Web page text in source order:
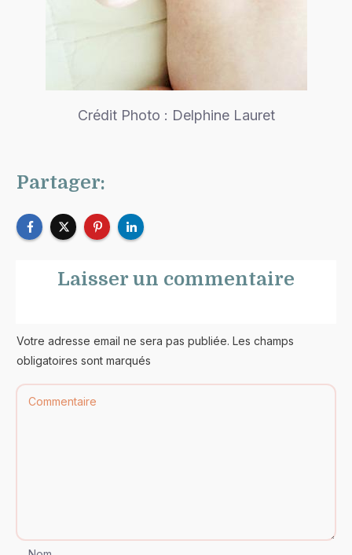
Crédit Photo : Delphine Lauret
Partager:
Laisser un commentaire
Votre adresse email ne sera pas publiée. Les champs
obligatoires sont marqués